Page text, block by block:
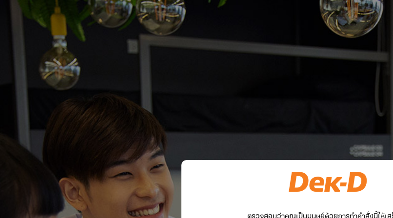
ตรวจสอบว่าคุณเป็นมนุษย์ด้วยการทำคำสั่งนี้ให้เ